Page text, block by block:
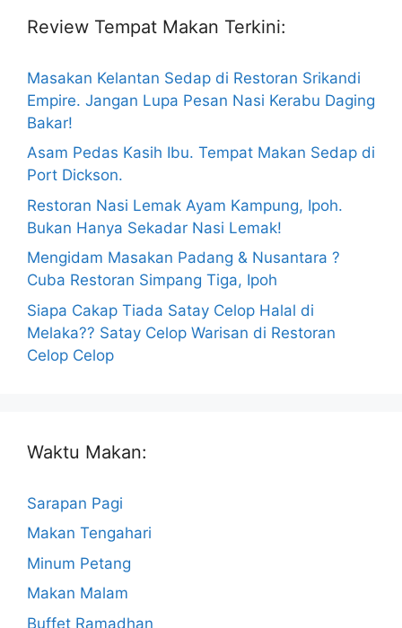
Review Tempat Makan Terkini:
Masakan Kelantan Sedap di Restoran Srikandi
Empire. Jangan Lupa Pesan Nasi Kerabu Daging
Bakar!
Asam Pedas Kasih Ibu. Tempat Makan Sedap di
Port Dickson.
Restoran Nasi Lemak Ayam Kampung, Ipoh.
Bukan Hanya Sekadar Nasi Lemak!
Mengidam Masakan Padang & Nusantara ?
Cuba Restoran Simpang Tiga, Ipoh
Siapa Cakap Tiada Satay Celop Halal di
Melaka?? Satay Celop Warisan di Restoran
Celop Celop
Waktu Makan:
Sarapan Pagi
Makan Tengahari
Minum Petang
Makan Malam
Buffet Ramadhan